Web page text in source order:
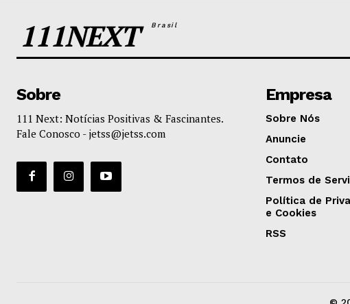
111NEXTBrasil
Sobre
111 Next: Notícias Positivas & Fascinantes.
Fale Conosco - jetss@jetss.com
Empresa
Sobre Nós
Anuncie
Contato
Termos de
Política de
e Cookies
RSS
©